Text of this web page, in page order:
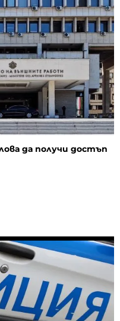
да получи достъп